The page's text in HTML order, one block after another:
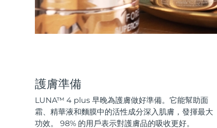
護膚準備
LUNA™ 4 plus 早晚為護膚做好準備。它能幫助面
霜、精華液和麵膜中的活性成分深入肌膚，發揮最大
功效。 98% 的用戶表示對護膚品的吸收更好。
All acne treatment devices
All revitalizing eye massagers
KIWI™ 皮肤护理
Advanced pore care essentials
Serum
For healthy hair
issa™ Teeth Whitening Gel
18% PAP
護膚品
男士
全部購買